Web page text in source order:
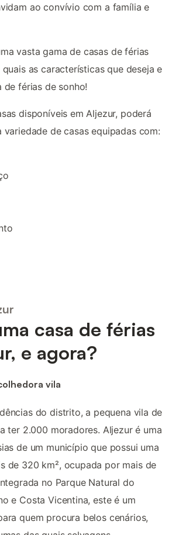
ao convívio com a família e
vasta gama de casas de férias
as características que deseja e
de férias de sonho!
disponíveis em Aljezur, poderá
variedade de casas equipadas com:
casa de férias
e agora?
vila
do distrito, a pequena vila de
ter 2.000 moradores. Aljezur é uma
de um município que possui uma
de 320 km², ocupada por mais de
no Parque Natural do
e Costa Vicentina, este é um
quem procura belos cenários,